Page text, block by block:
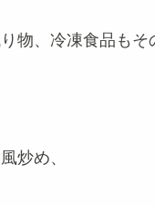
物、冷凍食品もそ
炒め、